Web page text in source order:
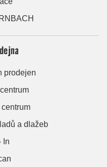
prodejen
a dlažeb
In